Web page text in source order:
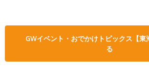
GWイベント・おでかけトピックス【東
る